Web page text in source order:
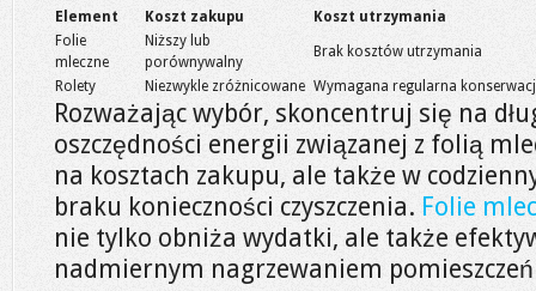
Element Koszt zakupu
Koszt utrzymania
Folie
mleczne
Niższy lub
porównywalny
Brak kosztów utrzymania
Rolety Niezwykle zróżnicowane Wymagana regularna
Rozważając wybór, skoncentruj się na
oszczędności energii związanej z folią
na kosztach zakupu, ale także w
braku konieczności czyszczenia. Folie
nie tylko obniża wydatki, ale także
nadmiernym nagrzewaniem